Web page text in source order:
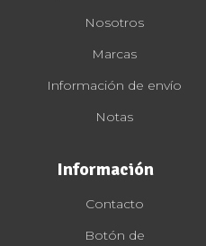
Nosotros
Marcas
Información de envío
Notas
Información
Contacto
Botón de